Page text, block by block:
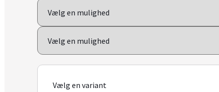
Vælg en variant